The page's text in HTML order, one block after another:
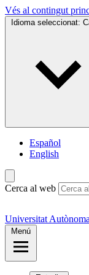
Vés al contingut
Idioma seleccionat:
Español
English
Cerca al web
Universitat
Menú